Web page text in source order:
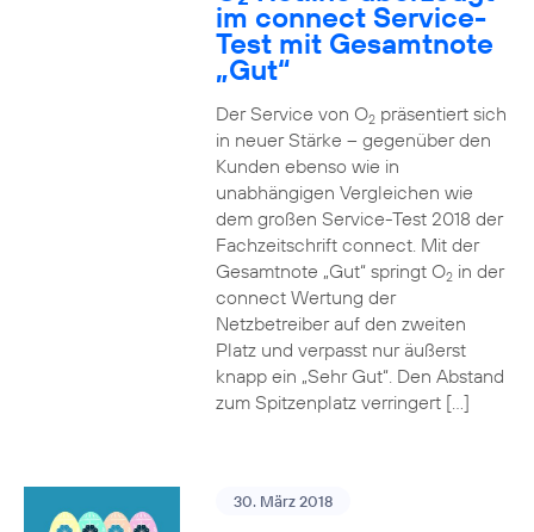
im connect Service-
Test mit Gesamtnote
„Gut“
Der Service von O2präsentiert sich
in neuer Stärke – gegenüber den
Kunden ebenso wie in
unabhängigen Vergleichen wie
dem großen Service-Test 2018 der
Fachzeitschrift connect. Mit der
Gesamtnote „Gut“ springt O2in der
connect Wertung der
Netzbetreiber auf den zweiten
Platz und verpasst nur äußerst
knapp ein „Sehr Gut“. Den Abstand
zum Spitzenplatz verringert […]
30. März 2018